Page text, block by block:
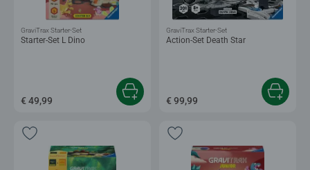
Starter-Set L Dino
GraviTrax Starter-Set
€ 49,99
Action-Set Death Star
GraviTrax Starter-Set
€ 99,99